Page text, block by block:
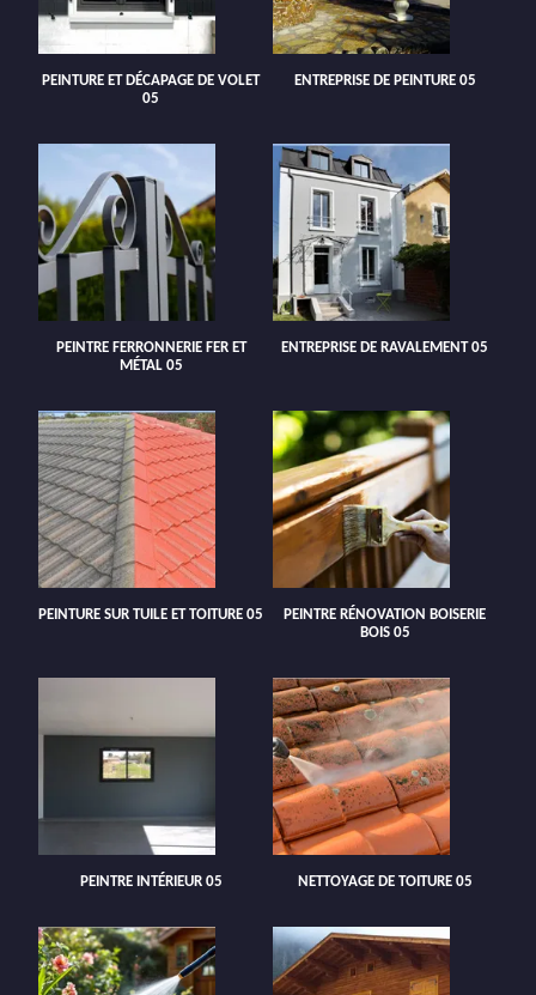
PEINTURE ET DÉCAPAGE DE VOLET
05
ENTREPRISE DE PEINTURE 05
PEINTRE FERRONNERIE FER ET
MÉTAL 05
ENTREPRISE DE RAVALEMENT 05
PEINTURE SUR TUILE ET TOITURE 05
PEINTRE RÉNOVATION BOISERIE
BOIS 05
PEINTRE INTÉRIEUR 05 NETTOYAGE DE TOITURE 05